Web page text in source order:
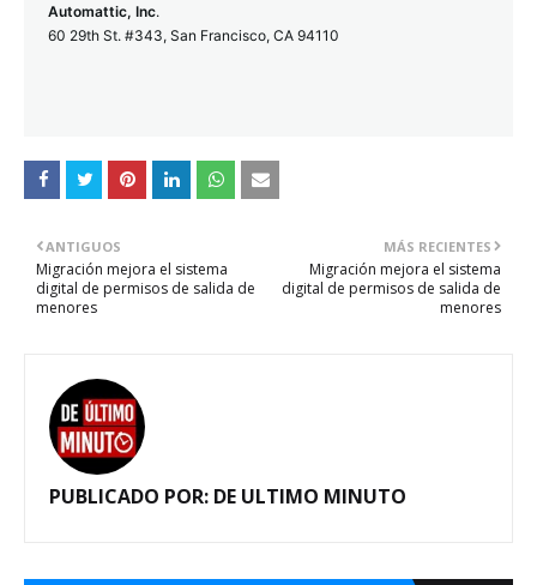
Automattic, Inc.
60 29th St. #343, San Francisco, CA 94110
MÁS RECIENTES
Migración mejora el sistema
digital de permisos de salida de
menores
ANTIGUOS
Migración mejora el sistema
digital de permisos de salida de
menores
PUBLICADO POR: DE ULTIMO MINUTO